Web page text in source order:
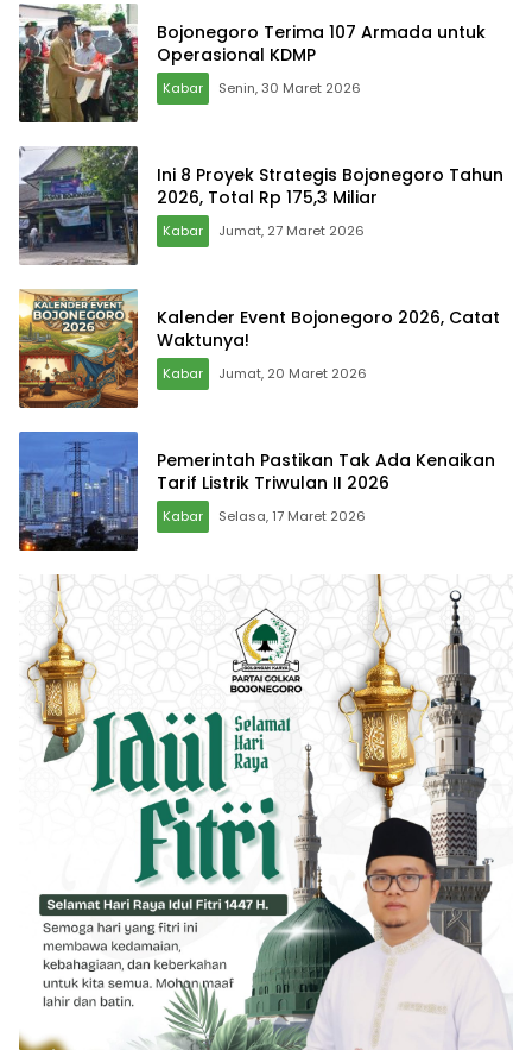
Bojonegoro Terima 107 Armada untuk
Operasional KDMP
Kabar Senin, 30 Maret 2026
Ini 8 Proyek Strategis Bojonegoro Tahun
2026, Total Rp 175,3 Miliar
Kabar Jumat, 27 Maret 2026
Kalender Event Bojonegoro 2026, Catat
Waktunya!
Kabar Jumat, 20 Maret 2026
Pemerintah Pastikan Tak Ada Kenaikan
Tarif Listrik Triwulan II 2026
Kabar Selasa, 17 Maret 2026